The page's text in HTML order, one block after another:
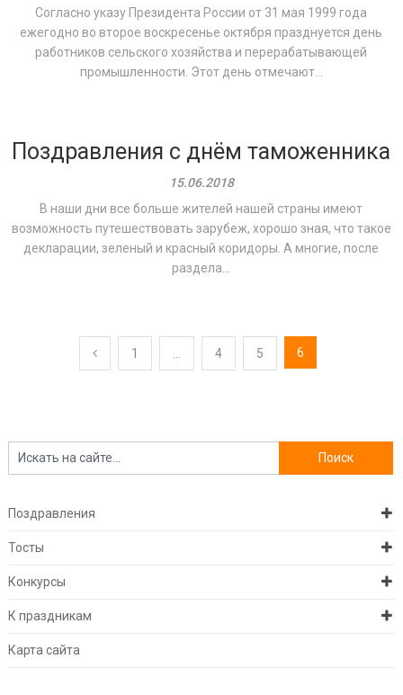
Согласно указу Президента России от 31 мая 1999 года
ежегодно во второе воскресенье октября празднуется день
работников сельского хозяйства и перерабатывающей
промышленности. Этот день отмечают...
Поздравления с днём таможенника
15.06.2018
В наши дни все больше жителей нашей страны имеют
возможность путешествовать зарубеж, хорошо зная, что такое
декларации, зеленый и красный коридоры. А многие, после
раздела...
Навигация
1 4 5 6
Поздравления
Тосты
Конкурсы
К праздникам
Карта сайта